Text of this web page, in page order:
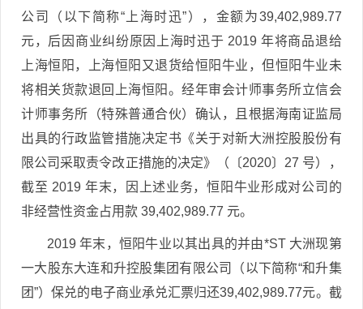
公司（以下简称“上海时迅”），金额为39,402,989.77
元，后因商业纠纷原因上海时迅于 2019 年将商品退给
上海恒阳，上海恒阳又退货给恒阳牛业，但恒阳牛业未
将相关货款退回上海恒阳。经年审会计师事务所立信会
计师事务所（特殊普通合伙）确认，且根据海南证监局
出具的行政监管措施决定书《关于对新大洲控股股份有
限公司采取责令改正措施的决定》（〔2020〕27 号），
截至 2019 年末，因上述业务，恒阳牛业形成对公司的
非经营性资金占用款 39,402,989.77 元。
2019 年末，恒阳牛业以其出具的并由*ST 大洲现第
一大股东大连和升控股集团有限公司（以下简称“和升集
团”）保兑的电子商业承兑汇票归还39,402,989.77元。截